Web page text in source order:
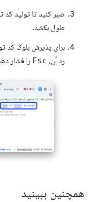
صبر کنید تا تولید
طول بکشد.
برای پذیرش بلوک کد
رد آن، Esc را فشار
همچنین ببینید